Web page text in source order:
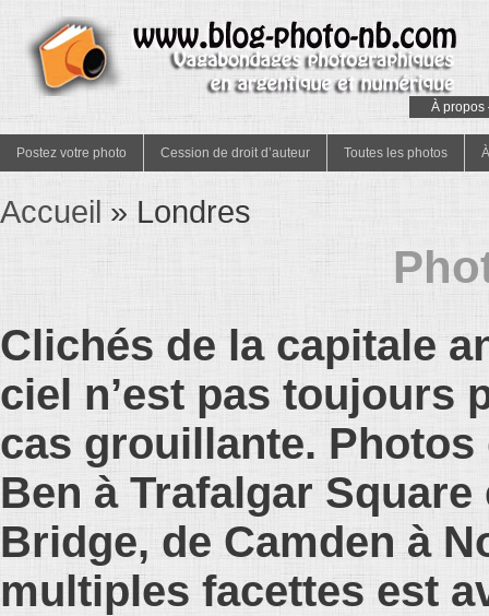
À propos
Postez votre photo Cession de droit d’auteur Toutes les photos
Accueil » Londres
Clichés de la capitale
ciel n’est pas toujours
cas grouillante.
Ben à Trafalgar
Bridge, de Camden à
multiples facettes est